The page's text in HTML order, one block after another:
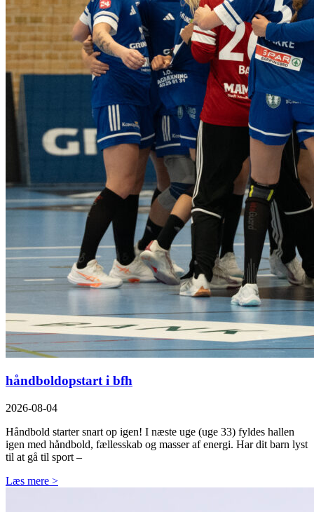
håndboldopstart i bfh
2026-08-04
Håndbold starter snart op igen! I næste uge (uge 33) fyldes hallen
igen med håndbold, fællesskab og masser af energi. Har dit barn lyst
til at gå til sport –
Læs mere >